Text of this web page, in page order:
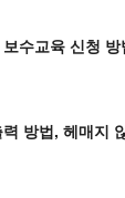
수교육 신청
방법, 헤매지